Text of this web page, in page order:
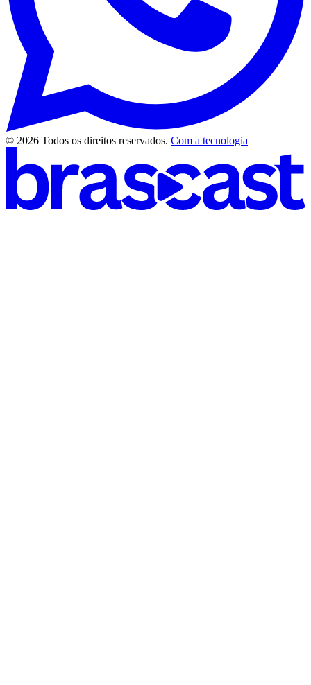
© 2026 Todos os direitos reservados. Com a tecnologia